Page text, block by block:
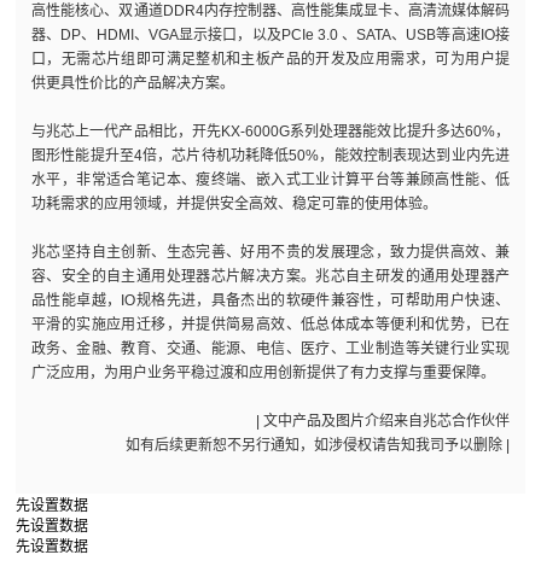
高性能核心、双通道DDR4内存控制器、高性能集成显卡、高清流媒体解码
器、DP、HDMI、VGA显示接口，以及PCIe 3.0 、SATA、USB等高速IO接
口，无需芯片组即可满足整机和主板产品的开发及应用需求，可为用户提
供更具性价比的产品解决方案。
与兆芯上一代产品相比，开先KX-6000G系列处理器能效比提升多达60%，
图形性能提升至4倍，芯片待机功耗降低50%，能效控制表现达到业内先进
水平，非常适合笔记本、瘦终端、嵌入式工业计算平台等兼顾高性能、低
功耗需求的应用领域，并提供安全高效、稳定可靠的使用体验。
兆芯坚持自主创新、生态完善、好用不贵的发展理念，致力提供高效、兼
容、安全的自主通用处理器芯片解决方案。兆芯自主研发的通用处理器产
品性能卓越，IO规格先进，具备杰出的软硬件兼容性，可帮助用户快速、
平滑的实施应用迁移，并提供简易高效、低总体成本等便利和优势，已在
政务、金融、教育、交通、能源、电信、医疗、工业制造等关键行业实现
广泛应用，为用户业务平稳过渡和应用创新提供了有力支撑与重要保障。
| 文中产品及图片介绍来自兆芯合作伙伴
如有后续更新恕不另行通知，如涉侵权请告知我司予以删除 |
先设置数据
先设置数据
先设置数据